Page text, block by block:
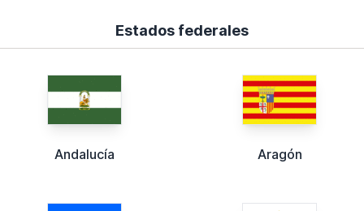
Estados federales
Andalucía Aragón